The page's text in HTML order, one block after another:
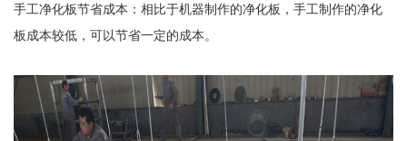
手工净化板节省成本：相比于机器制作的净化板，手工制作的净化
板成本较低，可以节省一定的成本。